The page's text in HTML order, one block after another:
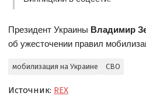
Президент Украины Владимир
об ужесточении правил
мобилизация на Украине СВО
Источник: REX